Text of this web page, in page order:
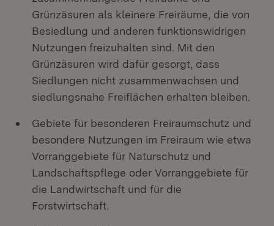
Grünzäsuren als kleinere Freiräume, die von
Besiedlung und anderen funktionswidrigen
Nutzungen freizuhalten sind. Mit den
Grünzäsuren wird dafür gesorgt, dass
Siedlungen nicht zusammenwachsen und
siedlungsnahe Freiflächen erhalten bleiben.
Gebiete für besonderen Freiraumschutz und
besondere Nutzungen im Freiraum wie etwa
Vorranggebiete für Naturschutz und
Landschaftspflege oder Vorranggebiete für
die Landwirtschaft und für die
Forstwirtschaft.